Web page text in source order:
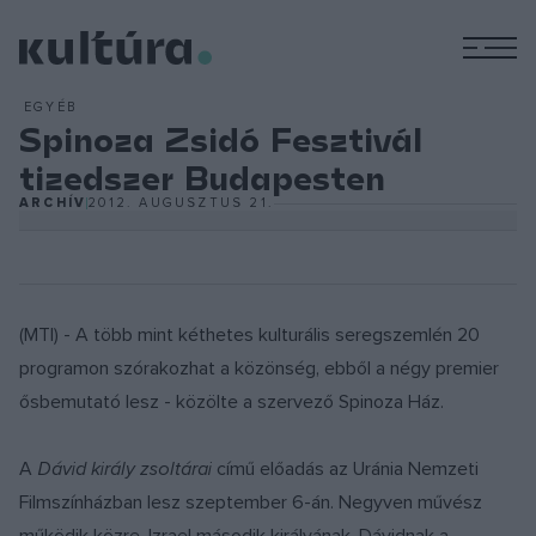
EGYÉB
Spinoza Zsidó Fesztivál
tizedszer Budapesten
ARCHÍV2012. AUGUSZTUS 21.
(MTI) - A több mint kéthetes kulturális seregszemlén 20
programon szórakozhat a közönség, ebből a négy premier
ősbemutató lesz - közölte a szervező Spinoza Ház.
A Dávid király zsoltárai című előadás az Uránia Nemzeti
Filmszínházban lesz szeptember 6-án. Negyven művész